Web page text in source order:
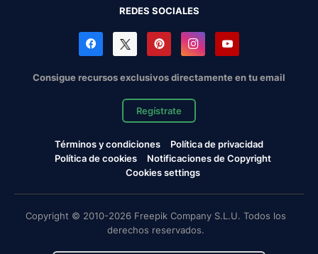
REDES SOCIALES
Consigue recursos exclusivos directamente en tu email
Regístrate
Términos y condiciones
Política de privacidad
Política de cookies
Notificaciones de Copyright
Cookies settings
Copyright © 2010-2026 Freepik Company S.L.U. Todos los
derechos reservados.